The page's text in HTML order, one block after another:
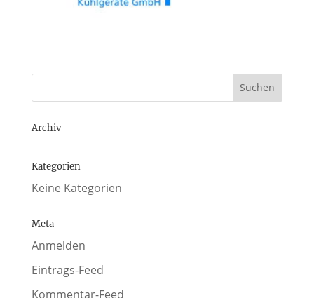
Archiv
Kategorien
Keine Kategorien
Meta
Anmelden
Eintrags-Feed
Kommentar-Feed